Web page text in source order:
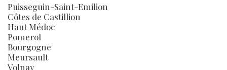
Puisseguin-Saint-Emilion
Côtes de Castillion
Haut Médoc
Pomerol
Bourgogne
Meursault
Volnay